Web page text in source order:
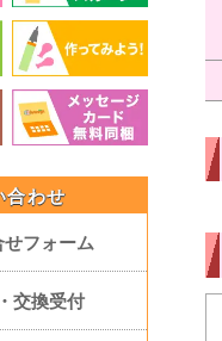
合わせ
せフォーム
交換受付